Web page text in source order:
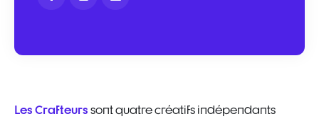
Les Crafteurs sont quatre créatifs indépendants